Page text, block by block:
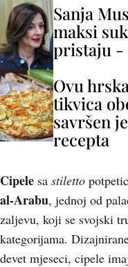
Sanja
maksi
pristaju -
Ovu
tikvica
savršen
recepta
Cipele sa stiletto
al-Arabu, jednoj od
zaljevu, koji se svojski
kategorijama.
devet mjeseci, cipele